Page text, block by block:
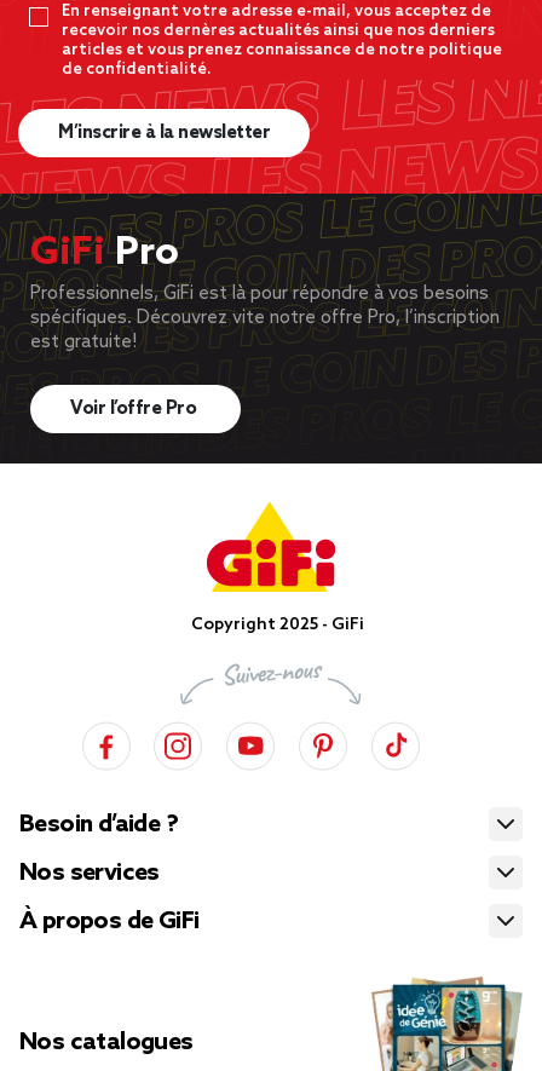
En renseignant votre adresse e-mail, vous acceptez de
recevoir nos dernères actualités ainsi que nos derniers
articles et vous prenez connaissance de notre politique
de confidentialité.
M’inscrire à la newsletter
GiFiPro
Professionnels, GiFi est là pour répondre à vos besoins
spécifiques. Découvrez vite notre offre Pro, l’inscription
est gratuite!
Voir l’offre Pro
Copyright 2025 - GiFi
Besoin d’aide ?
Nos services
À propos de GiFi
Nos catalogues